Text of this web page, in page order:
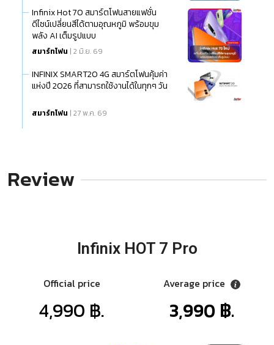
Infinix Hot 70 สมาร์ตโฟนสายแฟชั่น
ดีไซน์เปลี่ยนสีได้ตามอุณหภูมิ พร้อมขุม
พลัง AI เต็มรูปแบบ
สมาร์ทโฟน | 2 มิ.ย. 69
INFINIX SMART20 4G สมาร์ตโฟนคุ้มค่า
แห่งปี 2026 ที่สามารถใช้งานได้ในทุกๆ วัน
สมาร์ทโฟน | 27 พ.ค. 69
Review
Infinix HOT 7 Pro
Official price
4,990 ฿.
Average price
3,990 ฿.